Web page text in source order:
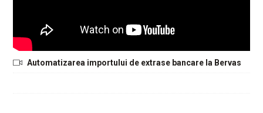
Automatizarea importului de extrase bancare la Bervas